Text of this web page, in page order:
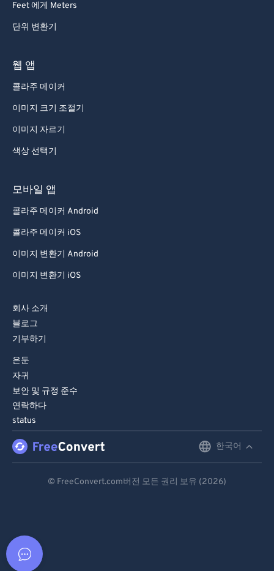
Feet 에게 Meters
단위 변환기
웹 앱
콜라주 메이커
이미지 크기 조절기
이미지 자르기
색상 선택기
모바일 앱
콜라주 메이커 Android
콜라주 메이커 iOS
이미지 변환기 Android
이미지 변환기 iOS
회사 소개
블로그
기부하기
은둔
자귀
보안 및 규정 준수
연락하다
status
한국어
© FreeConvert.com버전 모든 권리 보유 (2026)